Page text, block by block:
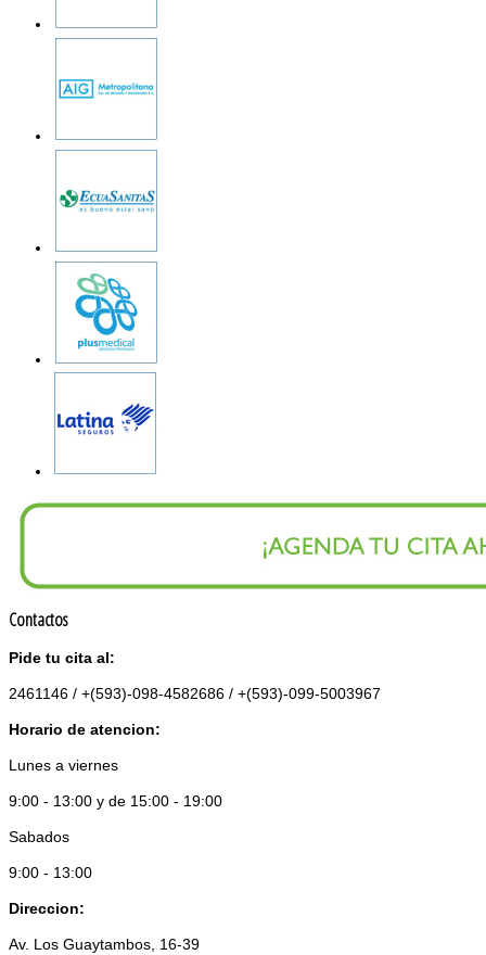
Contactos
Pide tu cita al:
2461146 / +(593)-098-4582686 / +(593)-099-5003967
Horario de atencion:
Lunes a viernes
9:00 - 13:00 y de 15:00 - 19:00
Sabados
9:00 - 13:00
Direccion:
Av. Los Guaytambos, 16-39